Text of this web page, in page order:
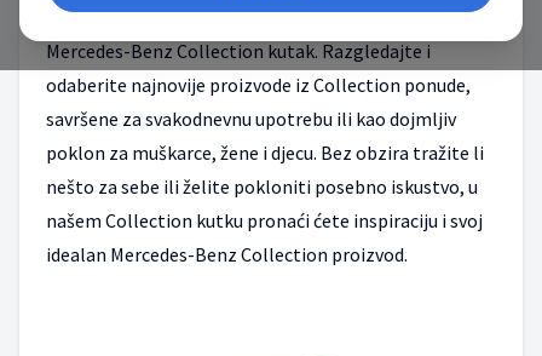
U našem novom showroomu, očekuje vas novi
Mercedes-Benz Collection kutak. Razgledajte i
odaberite najnovije proizvode iz Collection ponude,
savršene za svakodnevnu upotrebu ili kao dojmljiv
poklon za muškarce, žene i djecu. Bez obzira tražite li
nešto za sebe ili želite pokloniti posebno iskustvo, u
našem Collection kutku pronaći ćete inspiraciju i svoj
idealan Mercedes-Benz Collection proizvod.